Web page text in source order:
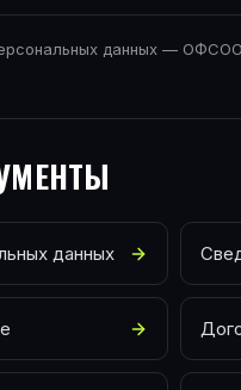
данных —
данных